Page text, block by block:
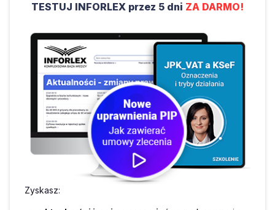
TESTUJ INFORLEX przez 5 dni ZA DARMO!
Zyskasz: